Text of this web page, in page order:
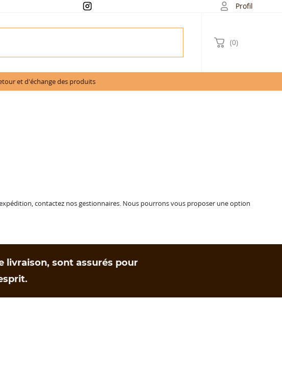
Profil
(0)
et d'échange des produits
contactez nos gestionnaires. Nous pourrons vous proposer une option
livraison, sont assurés pour